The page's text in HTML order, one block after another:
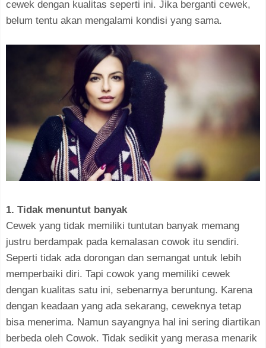
cewek dengan kualitas seperti ini. Jika berganti cewek,
belum tentu akan mengalami kondisi yang sama.
1. Tidak menuntut banyak
Cewek yang tidak memiliki tuntutan banyak memang
justru berdampak pada kemalasan cowok itu sendiri.
Seperti tidak ada dorongan dan semangat untuk lebih
memperbaiki diri. Tapi cowok yang memiliki cewek
dengan kualitas satu ini, sebenarnya beruntung. Karena
dengan keadaan yang ada sekarang, ceweknya tetap
bisa menerima. Namun sayangnya hal ini sering diartikan
berbeda oleh Cowok. Tidak sedikit yang merasa menarik